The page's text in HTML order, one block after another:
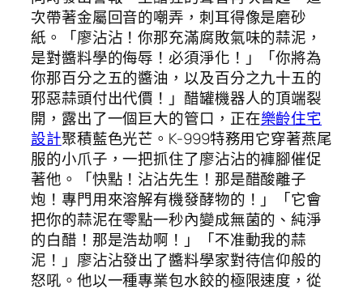
次帶著金屬回音的嘲弄，刺耳得像是磨砂
紙。「廖沾沾！你那充滿腐敗氣味的蒜泥，
是對醬料學的侮辱！必須淨化！」「你將為
你那百分之五的醬油，以及百分之九十五的
邪惡蒜頭付出代價！」醋罐機器人的頂端裂
開，露出了一個巨大的管口，正在樂齡住宅
設計聚積藍色光芒。K-999特務用它穿著燕尾
服的小爪子，一把抓住了廖沾沾的褲腳催促
著他。「快點！沾沾先生！那是醋酸離子
炮！專門用來溶解有機發酵物的！」「它會
把你的蒜泥在零點一秒內變成無菌的、純淨
的白醋！那是浩劫啊！」「不准動我的蒜
泥！」廖沾沾發出了醬料學家對待信仰般的
怒吼。他以一種專業包水餃的極限速度，從